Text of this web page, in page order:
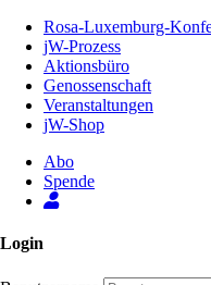
Inhalt
Seite
Rosa-Luxemburg-
jW-Prozess
Aktionsbüro
Genossenschaft
Veranstaltungen
jW-Shop
Abo
Spende
Login